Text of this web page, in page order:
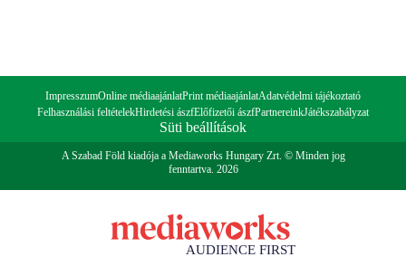
ImpresszumOnline médiaajánlatPrint médiaajánlatAdatvédelmi tájékoztató
Felhasználási feltételekHirdetési ászfElőfizetői ászfPartnereinkJátékszabályzat
Süti beállítások
A Szabad Föld kiadója a Mediaworks Hungary Zrt. © Minden jog
fenntartva. 2026